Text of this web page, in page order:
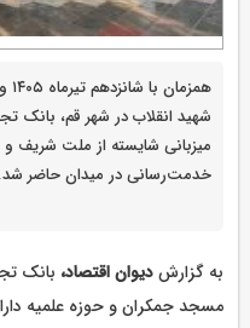
شهید انقلاب در شهر قم، بانک
میزبانی شایسته از ملت شریف و
خدمت‌رسانی در میدان حاضر شد.
به گزارشدیوان اقتصاد، بانک
مسجد جمکران و حوزه علمیه